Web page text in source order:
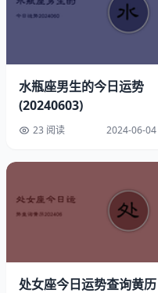
速配星座：巨蟹座
幸运时间：凌晨1点至2点
开运物品：玛瑙
水瓶座男生的今日运势
(20240603)
23 阅读 2024-06-04
处女座今日运势查询黄历